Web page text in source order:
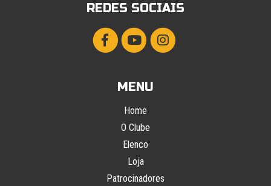
REDES SOCIAIS
MENU
Home
O Clube
Elenco
Loja
Patrocinadores